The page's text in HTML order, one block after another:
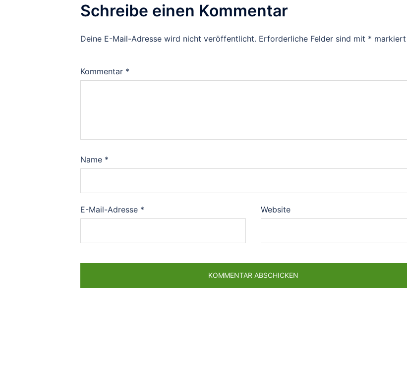
Schreibe einen Kommentar
Deine E-Mail-Adresse wird nicht veröffentlicht. Erforderliche Felder sind mit * markiert
Kommentar *
Name *
E-Mail-Adresse * Website